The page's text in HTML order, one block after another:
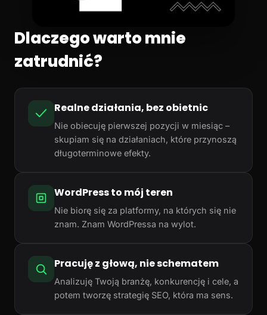
Dlaczego warto mnie
zatrudnić?
Realne działania, bez obietnic
Nie obiecuję pierwszej pozycji w miesiąc –
skupiam się na działaniach, które przynoszą
długoterminowe efekty.
WordPress to mój teren
Nie biorę się za platformy, na których się nie
znam. Znam WordPressa na wylot.
Pracuję z głową, nie schematem
Analizuję Twoją branżę, konkurencję i cele, a
potem tworzę strategię SEO, która ma sens.